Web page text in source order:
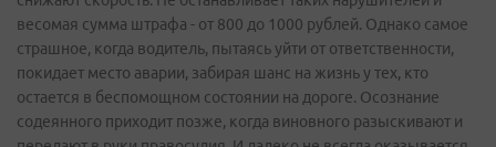
весомая сумма штрафа - от 800 до 1000 рублей. Однако самое
страшное, когда водитель, пытаясь уйти от ответственности,
покидает место аварии, забирая шанс на жизнь у тех, кто
остается в беспомощном состоянии на дороге. Осознание
содеянного приходит позже, когда виновного разыскивают и